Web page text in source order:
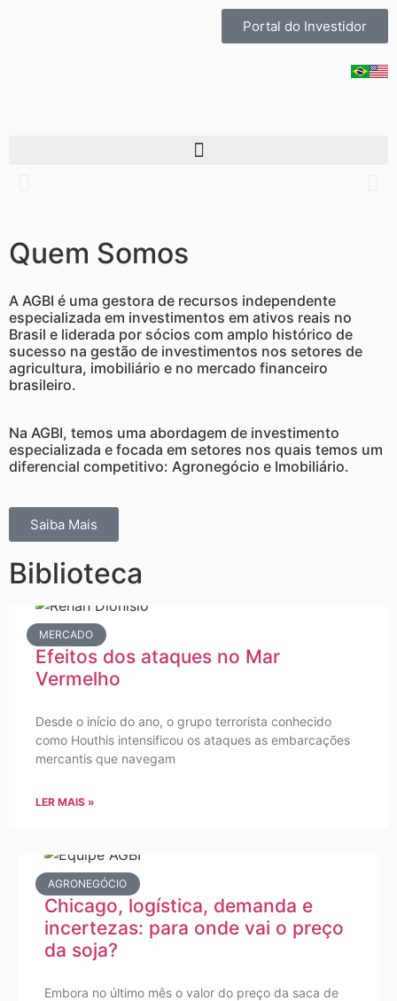
Portal do Investidor
Comprometimento com melhores práticas ambientais,
Veja o Overview AGBI: ESG
Quem Somos
A AGBI é uma gestora de recursos independente
especializada em investimentos em ativos reais no
Brasil e liderada por sócios com amplo histórico de
sucesso na gestão de investimentos nos setores de
agricultura, imobiliário e no mercado financeiro
brasileiro.
Na AGBI, temos uma abordagem de investimento
especializada e focada em setores nos quais temos um
diferencial competitivo: Agronegócio e Imobiliário.
Saiba Mais
Biblioteca
MERCADO
Efeitos dos ataques no Mar
Vermelho
Desde o início do ano, o grupo terrorista conhecido
como Houthis intensificou os ataques as embarcações
mercantis que navegam
LER MAIS »
AGRONEGÓCIO
Chicago, logística, demanda e
incertezas: para onde vai o preço
da soja?
Embora no último mês o valor do preço da saca de